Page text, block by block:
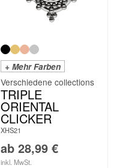
+ Mehr Farben
TRIPLE
ORIENTAL
CLICKER
XHS21
ab 28,99 €
inkl. MwSt.